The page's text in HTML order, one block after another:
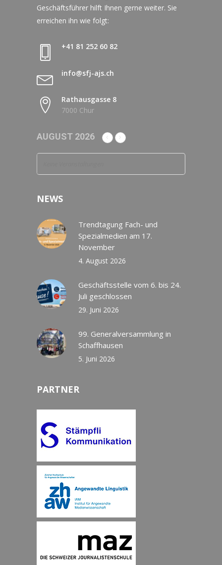
Geschäftsführer hilft Ihnen gerne weiter. Sie
erreichen ihn wie folgt:
+41 81 252 60 82
info@sfj-ajs.ch
Rathausgasse 8
7000 Chur
AUGUST 2026
NEWS
Trendtagung Fach- und
Spezialmedien am 17.
November
4. August 2026
Geschäftsstelle vom 6. bis 24.
Juli geschlossen
29. Juni 2026
99. Generalversammlung in
Schaffhausen
5. Juni 2026
PARTNER